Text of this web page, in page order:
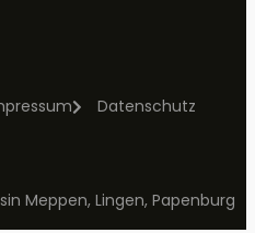
Datenschutz
Meppen, Lingen, Papenburg